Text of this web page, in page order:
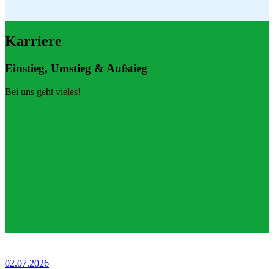
Karriere
Einstieg, Umstieg & Aufstieg
Bei uns geht vieles!
Sommerferien, Sonne und Fußball satt
02.07.2026